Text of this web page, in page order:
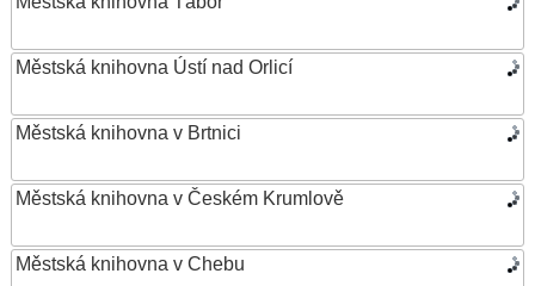
Městská knihovna Ústí nad Orlicí
Městská knihovna v Brtnici
Městská knihovna v Českém Krumlově
Městská knihovna v Chebu